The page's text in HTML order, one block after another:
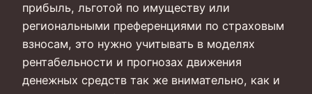
прибыль, льготой по имуществу или
региональными преференциями по страховым
взносам, это нужно учитывать в моделях
рентабельности и прогнозах движения
денежных средств так же внимательно, как и